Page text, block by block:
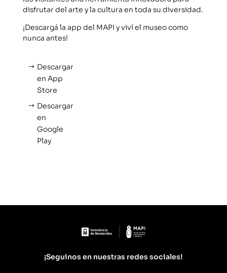
disfrutar del arte y la cultura en toda su diversidad.
¡Descargá la app del MAPI y viví el museo como
nunca antes!
Descargar
en App
Store
Descargar
en
Google
Play
¡Seguinos en nuestras redes sociales!